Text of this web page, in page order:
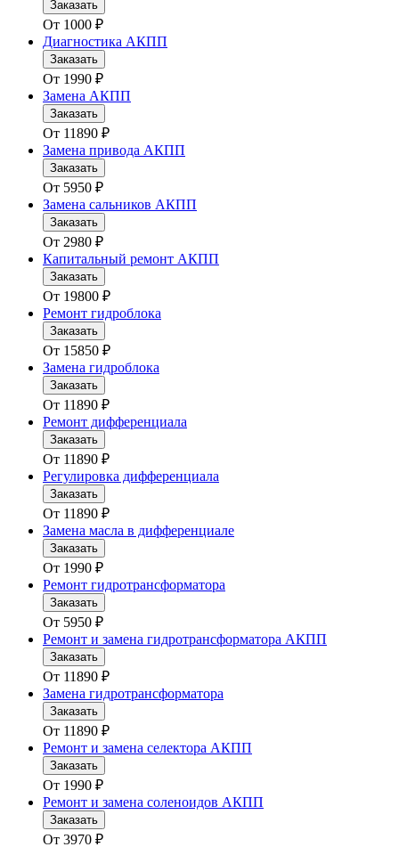
Заказать
От 1000 ₽
Диагностика АКПП
Заказать
От 1990 ₽
Замена АКПП
Заказать
От 11890 ₽
Замена привода АКПП
Заказать
От 5950 ₽
Замена сальников АКПП
Заказать
От 2980 ₽
Капитальный ремонт АКПП
Заказать
От 19800 ₽
Ремонт гидроблока
Заказать
От 15850 ₽
Замена гидроблока
Заказать
От 11890 ₽
Ремонт дифференциала
Заказать
От 11890 ₽
Регулировка дифференциала
Заказать
От 11890 ₽
Замена масла в дифференциале
Заказать
От 1990 ₽
Ремонт гидротрансформатора
Заказать
От 5950 ₽
Ремонт и замена гидротрансформатора АКПП
Заказать
От 11890 ₽
Замена гидротрансформатора
Заказать
От 11890 ₽
Ремонт и замена селектора АКПП
Заказать
От 1990 ₽
Ремонт и замена соленоидов АКПП
Заказать
От 3970 ₽